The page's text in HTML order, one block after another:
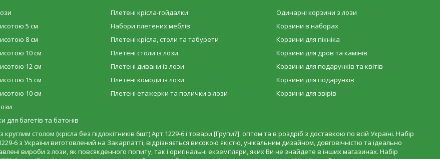
5 см
8 см
10 см
12 см
15 см
10 см
для багетів та батонів
Плетені крісла-гойдалки
Набори плетених меблів
Плетені крісла, столи та табурети
Плетені столи із лози
Плетені дивани із лози
Плетені комоди із лози
Плетені етажерки та полички з лози
Одинарні корзини з лози
Корзини в наборах
Корзини для пікніка
Корзини для дров та камінів
Корзини для подарунків та квітів
Корзини для подарунків
Корзини для звірів
столом (крісла без підлокітників 6шт) Арт.1229-6 і товари [Групи?] оптом та в роздріб з доставкою по всій Україні. Набір
6 з України виготовлений на Закарпатті, відрізняється високою якістю, унікальним дизайном, довговічністю та ідеально
вироби з лози, як повсякденного попиту, так і оригінальні екземпляри, яких Ви не знайдете в інших магазинах. Набір